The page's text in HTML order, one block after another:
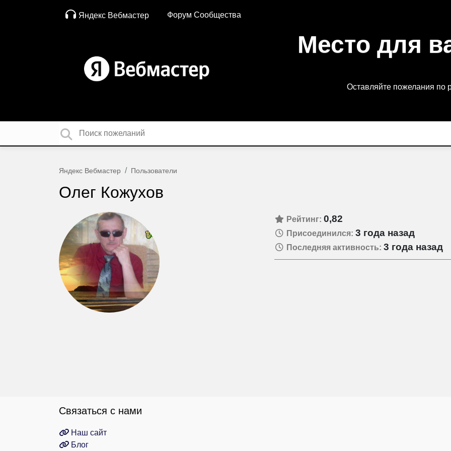
Яндекс Вебмастер Форум Сообщества
Место для
Оставляйте пожелания по
Яндекс Вебмастер Пользователи
Олег Кожухов
Рейтинг: 0,82
Присоединился: 3 года назад
Последняя активность: 3 года назад
Связаться с нами
Наш сайт
Блог